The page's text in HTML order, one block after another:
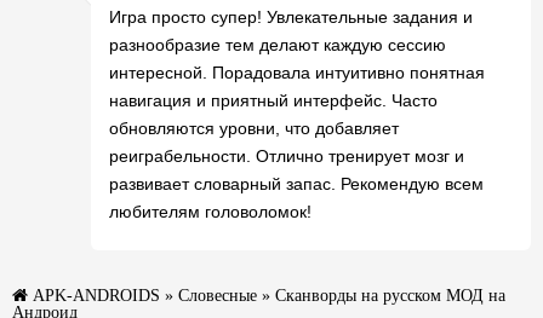
Игра просто супер! Увлекательные задания и
разнообразие тем делают каждую сессию
интересной. Порадовала интуитивно понятная
навигация и приятный интерфейс. Часто
обновляются уровни, что добавляет
реиграбельности. Отлично тренирует мозг и
развивает словарный запас. Рекомендую всем
любителям головоломок!
APK-ANDROIDS » Словесные » Сканворды на русском МОД на
Андроид